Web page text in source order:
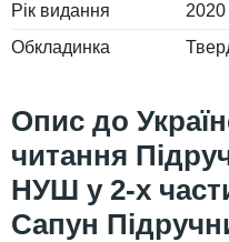
Рік видання
2020
Обкладинка
читання
НУШ у 2-х
Сапун